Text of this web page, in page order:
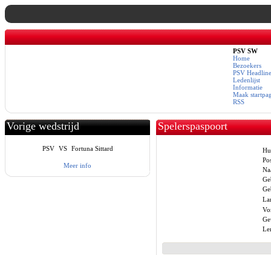
PSV SW
Home
Bezoekers
PSV
Ledenlijst
Informatie
Maak
RSS
Vorige wedstrijd
PSV VS Fortuna Sittard
Meer info
Spelerspaspoort